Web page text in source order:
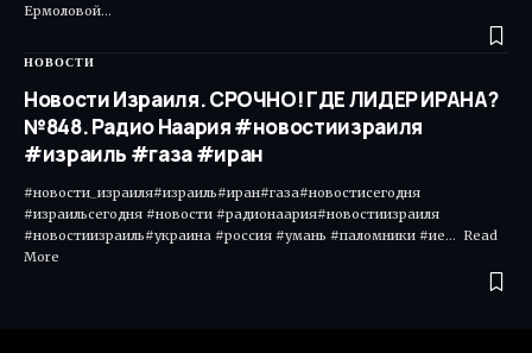
Ермоловой…
НОВОСТИ
Новости Израиля. СРОЧНО! ГДЕ ЛИДЕР ИРАНА?
№848. Радио Наария #новостиизраиля
#израиль #газа #иран
#новости_израиля#израиль#иран#газа#новостисегодня
#израильсегодня #новости #радионаария#новостиизраиля
#новостиизраиль#украина #россия #умань #паломники #ие... Read
More ​